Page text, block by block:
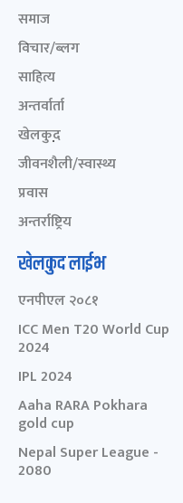
समाज
विचार/ब्लग
साहित्य
अन्तर्वार्ता
खेलकुद़़
जीवनशैली/स्वास्थ्य
प्रवास
अन्तर्राष्ट्रिय
खेलकुद लाईभ
एनपीएल २०८१
ICC Men T20 World Cup
2024
IPL 2024
Aaha RARA Pokhara
gold cup
Nepal Super League -
2080